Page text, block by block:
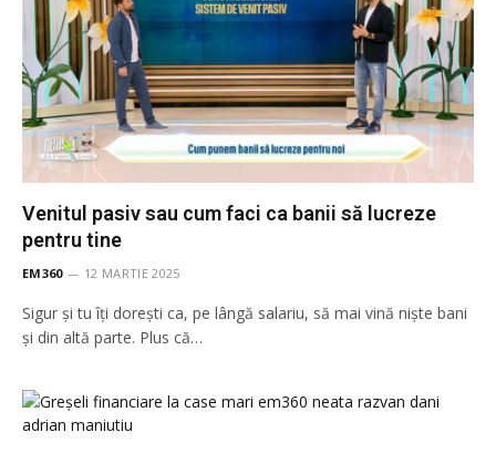
Venitul pasiv sau cum faci ca banii să lucreze
pentru tine
EM360 12 MARTIE 2025
Sigur și tu îți dorești ca, pe lângă salariu, să mai vină niște bani
și din altă parte. Plus că…